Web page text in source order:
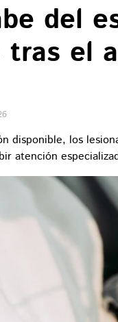
del
el
disponible, los
atención